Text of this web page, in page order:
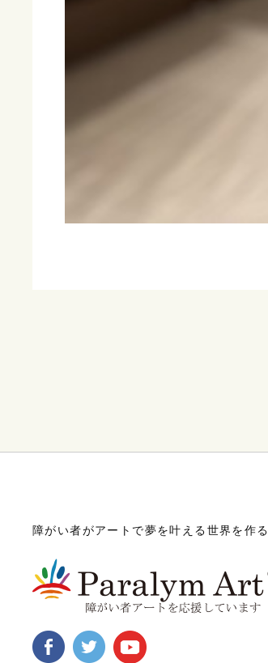
障がい者がアートで夢を叶える世界を作る